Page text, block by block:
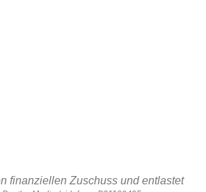
finanziellen Zuschuss und entlastet